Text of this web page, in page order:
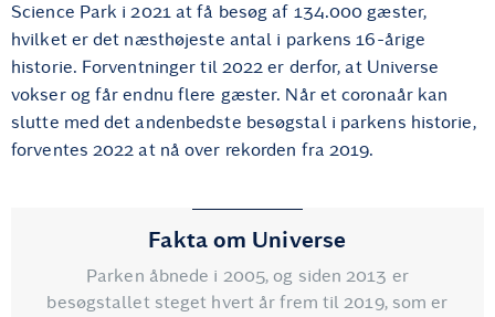
Science Park i 2021 at få besøg af 134.000 gæster,
hvilket er det næsthøjeste antal i parkens 16-årige
historie. Forventninger til 2022 er derfor, at Universe
vokser og får endnu flere gæster. Når et coronaår kan
slutte med det andenbedste besøgstal i parkens historie,
forventes 2022 at nå over rekorden fra 2019.
Fakta om Universe
Parken åbnede i 2005, og siden 2013 er
besøgstallet steget hvert år frem til 2019, som er